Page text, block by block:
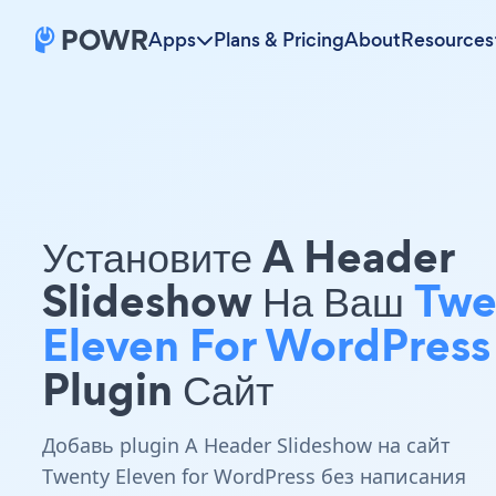
Apps Plans & PricingAboutResources
Установите A Header
Slideshow На Ваш
Eleven For WordPress
Plugin Сайт
Добавь plugin A Header Slideshow на сайт
Twenty Eleven for WordPress без написания